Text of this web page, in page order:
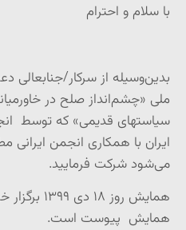
با سلام و احترام
بدین‌وسیله از سرکار/
ملی «چشم‌انداز صلح در
سیاستهای قدیمی» که توسط
ایران با همکاری انجمن ایرانی
می‌شود شرکت فرمایید.
همایش روز ۱۸ دی ۱۳۹۹ برگزار خواهد شد
همایش پیوست است.